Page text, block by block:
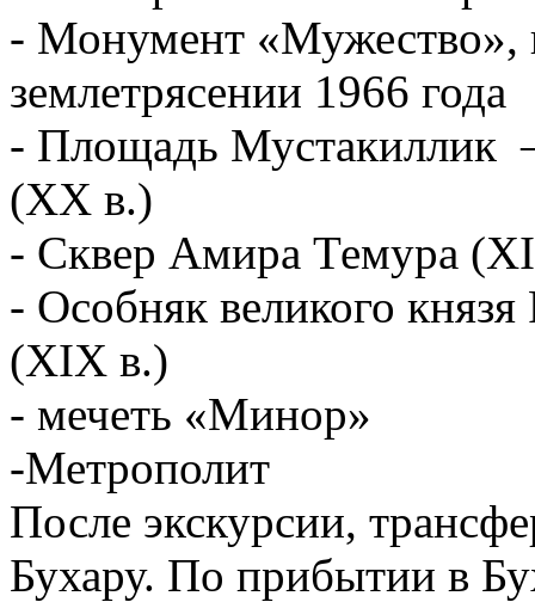
- Монумент «Мужество»,
землетрясении 1966 года
- Площадь Мустакиллик
(XX в.)
- Сквер Амира Темура
- Особняк великого
(XIX в.)
- мечеть «Минор»
-Метрополит
После экскурсии,
Бухару. По прибытии в